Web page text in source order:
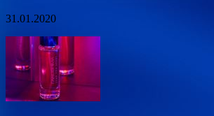
31.01.2020